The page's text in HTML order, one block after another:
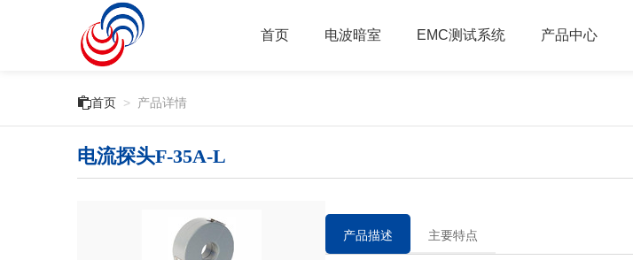
首页 电波暗室 EMC测试系统 产品中心
首页 > 产品详情
电流探头F-35A-L
产品描述 主要特点